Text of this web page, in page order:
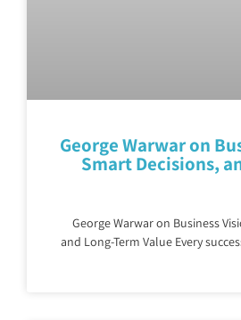
George Warwar on
Smart Decisions,
George Warwar on Business
and Long-Term Value Every